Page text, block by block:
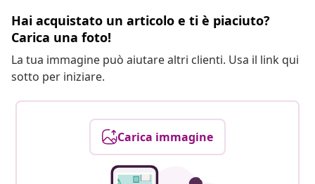
Hai acquistato un articolo e ti è piaciuto?
Carica una foto!
La tua immagine può aiutare altri clienti. Usa il link qui
sotto per iniziare.
Carica immagine